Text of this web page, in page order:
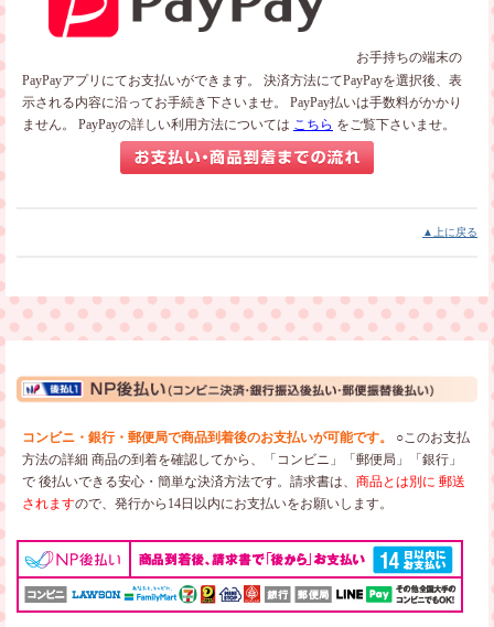
お手持ちの端末の
PayPayアプリにてお支払いができます。
決済方法にてPayPayを選択後、表
示される内容に沿ってお手続き下さいませ。
PayPay払いは手数料がかかり
ません。
PayPayの詳しい利用方法については こちら をご覧下さいませ。
▲上に戻る
コンビニ・銀行・郵便局で商品到着後のお支払いが可能です。
○このお支払
方法の詳細 商品の到着を確認してから、「コンビニ」「郵便局」「銀行」
で 後払いできる安心・簡単な決済方法です。請求書は、 商品とは別に 郵送
されますので、発行から14日以内にお支払いをお願いします。